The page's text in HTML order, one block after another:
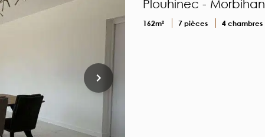
Plouhinec - Morbihan
162m² 7 pièces 4 chambres